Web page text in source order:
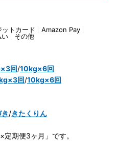
ットカード
Amazon Pay
い その他
回/10kg×6回
回/10kg×6回
/きたくりん
期便3ヶ月」です。